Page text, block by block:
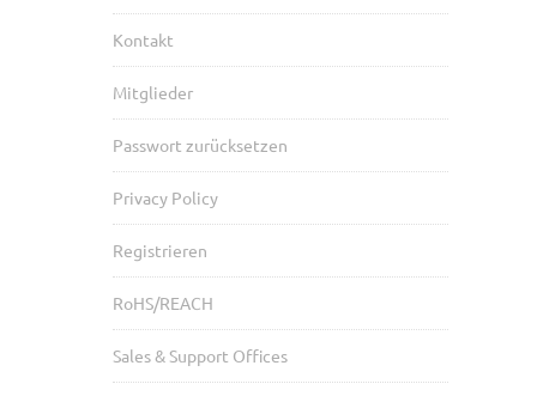
Kontakt
Mitglieder
Passwort zurücksetzen
Privacy Policy
Registrieren
RoHS/REACH
Sales & Support Offices